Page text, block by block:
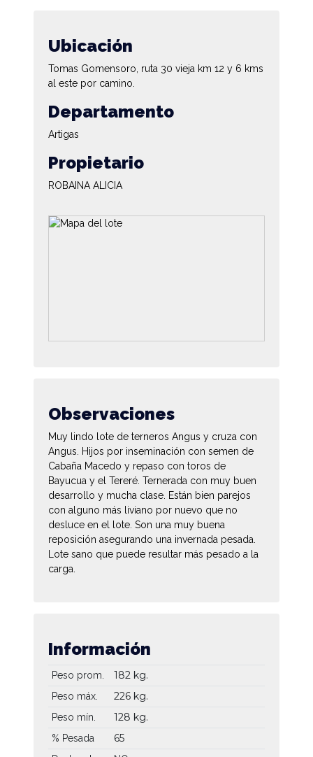
Ubicación
Tomas Gomensoro, ruta 30 vieja km 12 y 6 kms
al este por camino.
Departamento
Artigas
Propietario
ROBAINA ALICIA
Observaciones
Muy lindo lote de terneros Angus y cruza con
Angus. Hijos por inseminación con semen de
Cabaña Macedo y repaso con toros de
Bayucua y el Tereré. Ternerada con muy buen
desarrollo y mucha clase. Están bien parejos
con alguno más liviano por nuevo que no
desluce en el lote. Son una muy buena
reposición asegurando una invernada pesada.
Lote sano que puede resultar más pesado a la
carga.
Información
Peso prom. 182 kg.
Peso máx. 226 kg.
Peso mín. 128 kg.
% Pesada 65